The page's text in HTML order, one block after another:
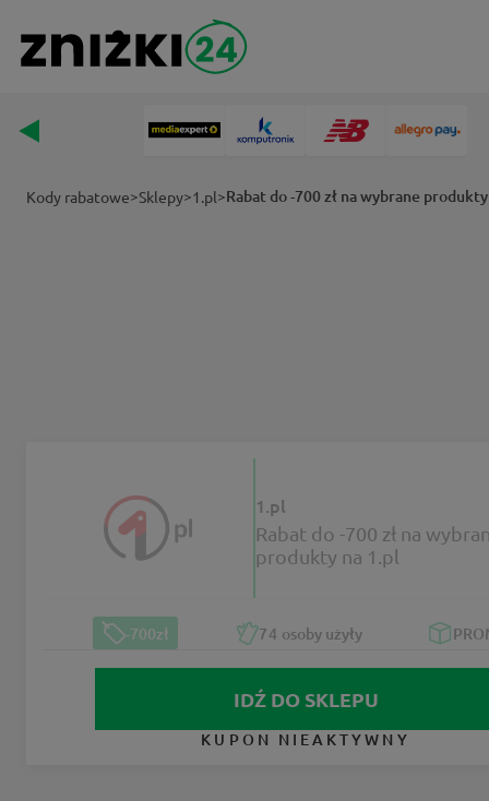
Kody rabatowe>Sklepy>1.pl>Rabat do -700 zł na wybrane
1.pl
Rabat do -700 zł na
produkty na 1.pl
-700zł 74 osoby użyły
IDŹ DO SKLEPU
KUPON NIEAKTYWNY